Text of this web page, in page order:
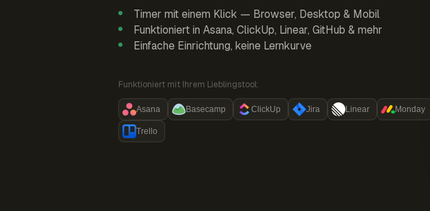
Timer mit einem Klick — Browser, Desktop & Mobil
Funktioniert in Asana, ClickUp, Linear, GitHub & mehr
Einfache Einrichtung, keine Lernkurve
Funktioniert mit Ihrem Lieblingstool:
Asana Basecamp ClickUp Jira Linear Monday
Trello